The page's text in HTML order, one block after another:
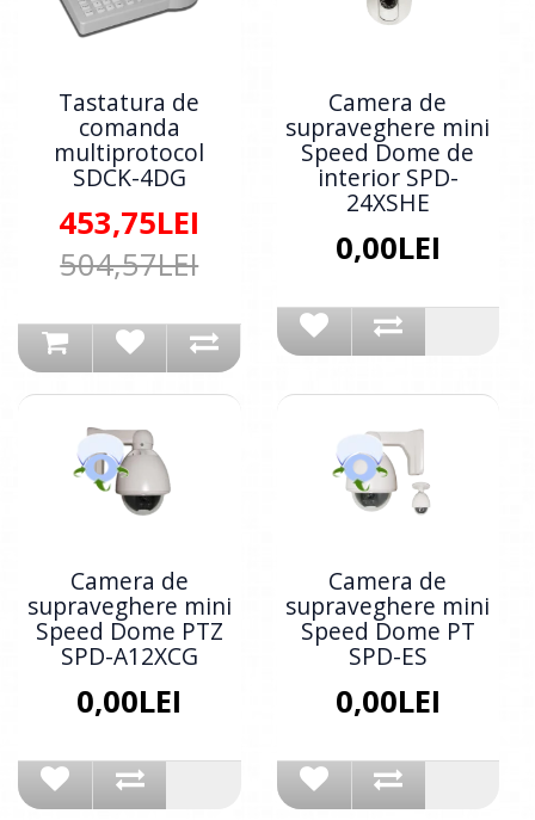
Tastatura de
comanda
multiprotocol
SDCK-4DG
453,75LEI
504,57LEI
Camera de
supraveghere mini
Speed Dome de
interior SPD-
24XSHE
0,00LEI
Camera de
supraveghere mini
Speed Dome PTZ
SPD-A12XCG
0,00LEI
Camera de
supraveghere mini
Speed Dome PT
SPD-ES
0,00LEI